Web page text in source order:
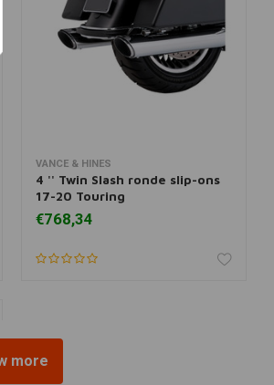
Toevoegen aan winkelwagen
VANCE & HINES
4 '' Twin Slash ronde slip-ons
17-20 Touring
€768,34
more